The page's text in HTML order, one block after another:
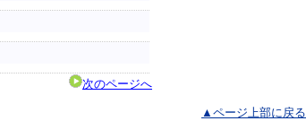
次のページへ
▲ページ上部に戻る